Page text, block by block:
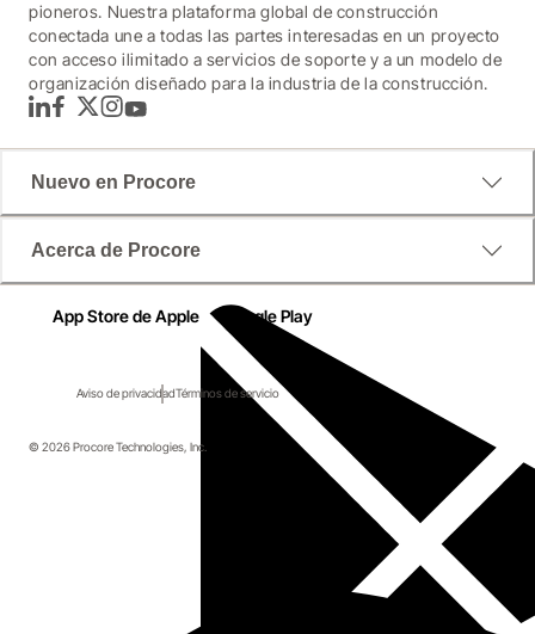
pioneros. Nuestra plataforma global de construcción
conectada une a todas las partes interesadas en un proyecto
con acceso ilimitado a servicios de soporte y a un modelo de
organización diseñado para la industria de la construcción.
LinkedInFacebook
TwitterInstagram
YouTube
Nuevo en Procore
Acerca de Procore
App Store de Apple Google Play
Aviso de privacidadTérminos de servicio
© 2026 Procore Technologies, Inc.